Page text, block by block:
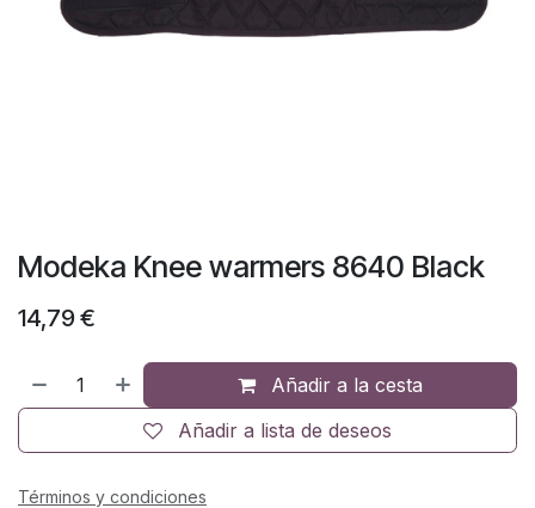
Modeka Knee warmers 8640 Black
14,79€
Añadir a la cesta
Añadir a lista de deseos
Términos y condiciones